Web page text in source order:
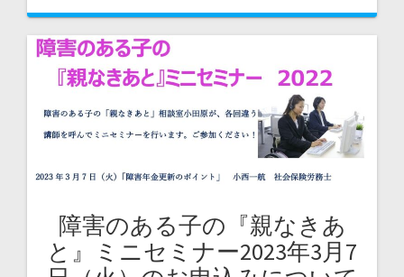
障害のある子の『親なきあ
と』ミニセミナー2023年3月7